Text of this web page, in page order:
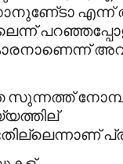
എന്ന്
സുന്നത്ത്